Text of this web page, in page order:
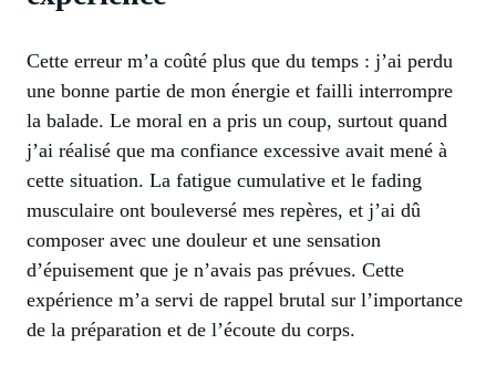
Cette erreur m’a coûté plus que du temps : j’ai perdu
une bonne partie de mon énergie et failli interrompre
la balade. Le moral en a pris un coup, surtout quand
j’ai réalisé que ma confiance excessive avait mené à
cette situation. La fatigue cumulative et le fading
musculaire ont bouleversé mes repères, et j’ai dû
composer avec une douleur et une sensation
d’épuisement que je n’avais pas prévues. Cette
expérience m’a servi de rappel brutal sur l’importance
de la préparation et de l’écoute du corps.